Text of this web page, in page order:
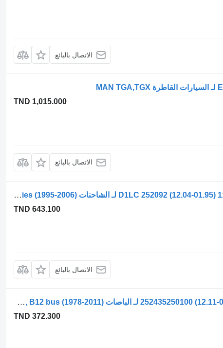
الاتصال بالبائع
TND 1,015.000
الاتصال بالبائع
جهاز التدفئة Eberspächer السلسلة 4 114 (01.95-12.04) 252092 D1LC لـ الشاحنات Scania 4-series (1995-2006)
TND 643.100
الاتصال بالبائع
جهاز التدفئة Eberspächer ب12ب (01.97-12.11) 252435250100 لـ الباصات Volvo B6, B7, B9, B10, B12 bus (1978-2011)
TND 372.300